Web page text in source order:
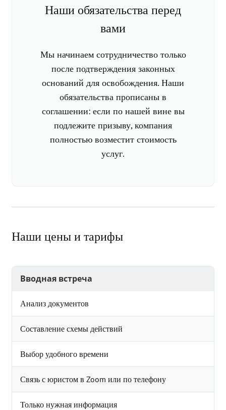
Наши обязательства перед
вами
Мы начинаем сотрудничество только
после подтверждения законных
оснований для освобождения. Наши
обязательства прописаны в
соглашении: если по нашей вине вы
подлежите призыву, компания
полностью возместит стоимость
услуг.
Наши цены и тарифы
Вводная встреча
Анализ документов
Составление схемы действий
Выбор удобного времени
Связь с юристом в Zoom или по телефону
Только нужная информация